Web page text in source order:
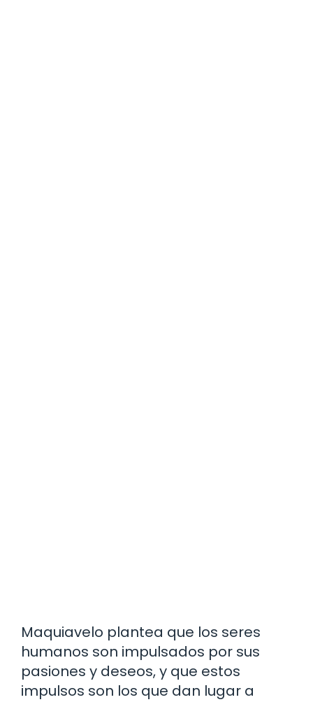
Maquiavelo plantea que los seres
humanos son impulsados por sus
pasiones y deseos, y que estos
impulsos son los que dan lugar a